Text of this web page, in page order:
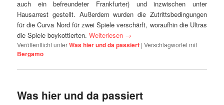
auch ein befreundeter Frankfurter) und inzwischen unter
Hausarrest gestellt. Außerdem wurden die Zutrittsbedingungen
für die Curva Nord für zwei Spiele verschärft, woraufhin die Ultras
die Spiele boykottierten.Weiterlesen →
Veröffentlicht unterWas hier und da passiert |Verschlagwortet mit
Bergamo
Was hier und da passiert